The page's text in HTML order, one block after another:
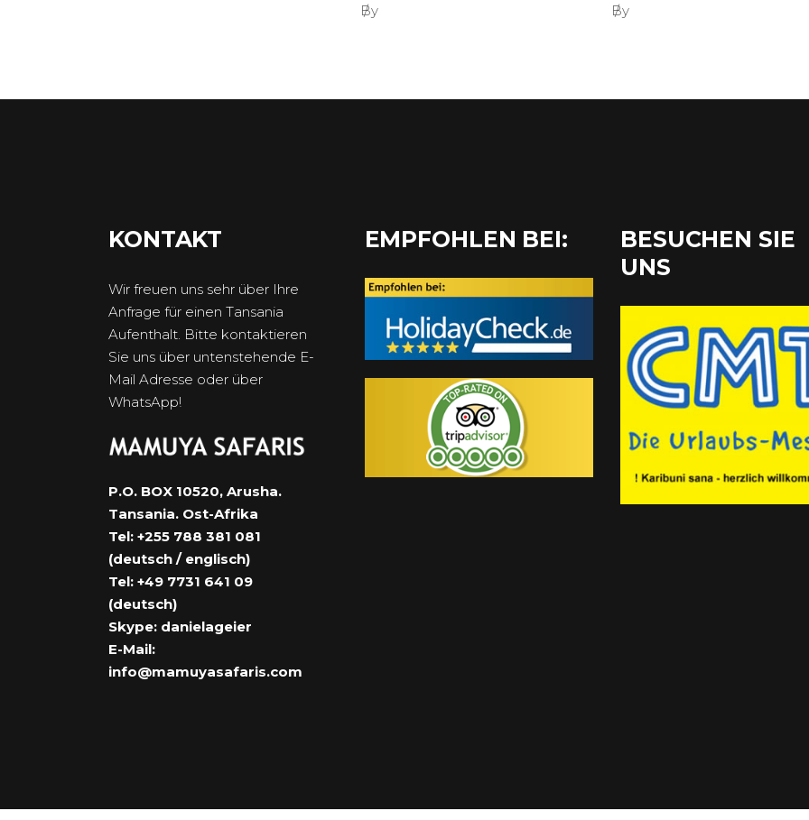
By By
KONTAKT
Wir freuen uns sehr über Ihre
Anfrage für einen Tansania
Aufenthalt. Bitte kontaktieren
Sie uns über untenstehende E-
Mail Adresse oder über
WhatsApp!
P.O. BOX 10520, Arusha.
Tansania. Ost-Afrika
Tel: +255 788 381 081
(deutsch / englisch)
Tel: +49 7731 641 09
(deutsch)
Skype: danielageier
E-Mail:
info@mamuyasafaris.com
EMPFOHLEN BEI:
BESUCHEN SIE
UNS